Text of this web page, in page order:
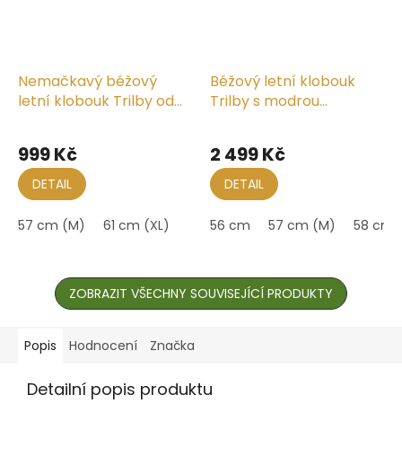
Nemačkavý béžový
letní klobouk Trilby od
hodnocení
produktu
je
5,0
5
999 Kč
DETAIL
57 cm (M) 61 cm (XL)
Béžový letní klobouk
Trilby s modrou
hodnocení
produktu
je
5,0
5
2 499 Kč
DETAIL
56 cm 57 cm (M) 58 cm
ZOBRAZIT VŠECHNY SOUVISEJÍCÍ PRODUKTY
Popis Hodnocení Značka
Detailní popis produktu